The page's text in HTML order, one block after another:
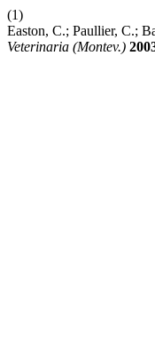
(1)
Easton, C.; Paullier, C.;
Veterinaria (Montev.)